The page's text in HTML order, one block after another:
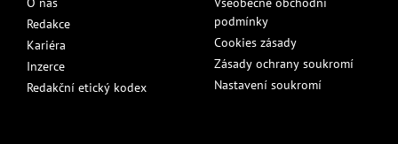
Redakce
Kariéra
Inzerce
Redakční etický kodex
podmínky
Cookies zásady
Zásady ochrany soukromí
Nastavení soukromí